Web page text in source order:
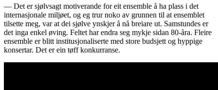
— Det er sjølvsagt motiverande for eit ensemble å ha plass i det
internasjonale miljøet, og eg trur noko av grunnen til at ensemblet
tilsette meg, var at dei sjølve ynskjer å nå breiare ut. Samstundes er
det inga enkel øving. Feltet har endra seg mykje sidan 80-åra. Fleire
ensemble er blitt institusjonaliserte med store budsjett og hyppige
konsertar. Det er ein tøff konkurranse.